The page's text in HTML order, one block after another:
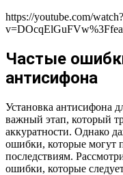
https://youtube.com/watch?
Частые
антисифона
Установка антисифона
важный этап, который
аккуратности. Однако
ошибки, которые могут
последствиям.
ошибки, которые